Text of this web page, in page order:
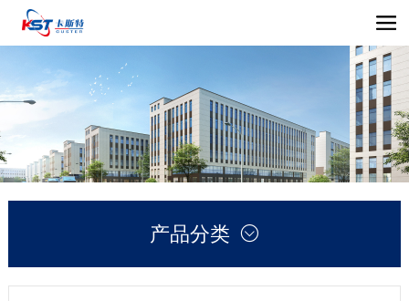
产品分类 